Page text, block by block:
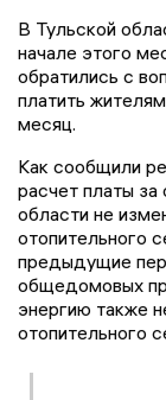
В Тульской
начале этого
обратились с
платить
месяц.
Как сообщили
расчет платы
области не
отопительного
предыдущие
общедомовых
энергию также
отопительного